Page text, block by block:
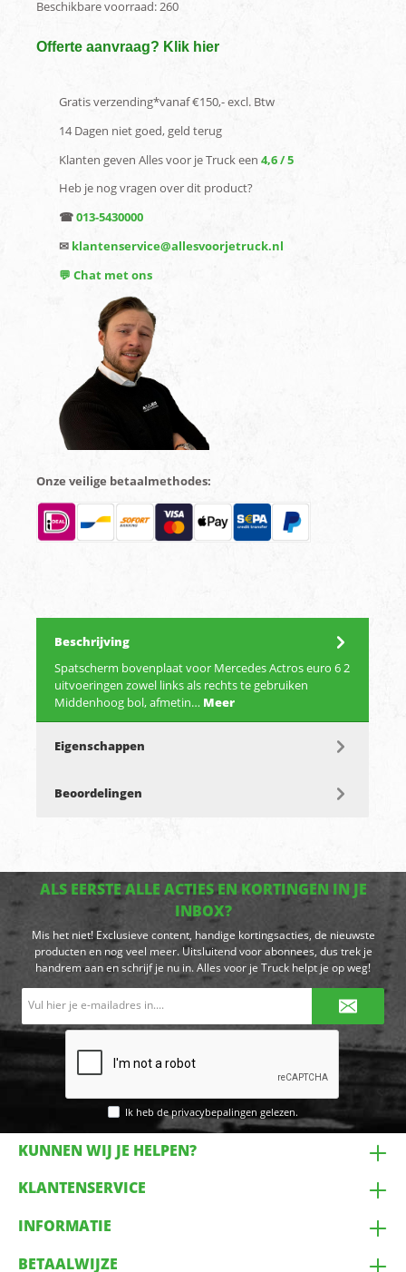
Beschikbare voorraad: 260
Offerte aanvraag? Klik hier
Gratis verzending*vanaf €150,- excl. Btw
14 Dagen niet goed, geld terug
Klanten geven Alles voor je Truck een 4,6 / 5
Heb je nog vragen over dit product?
☎013-5430000
✉ klantenservice@allesvoorjetruck.nl
💬 Chat met ons
Onze veilige betaalmethodes:
Beschrijving
Spatscherm bovenplaat voor Mercedes Actros euro 6 2
uitvoeringen zowel links als rechts te gebruiken
Middenhoog bol, afmetin… Meer
Eigenschappen
Beoordelingen
ALS EERSTE ALLE ACTIES EN KORTINGEN IN JE
INBOX?
Mis het niet! Exclusieve content, handige kortingsacties, de nieuwste
producten en nog veel meer. Uitsluitend voor abonnees, dus trek je
handrem aan en schrijf je nu in. Alles voor je Truck helpt je op weg!
Ik heb deprivacybepalingen gelezen.
KUNNEN WIJ JE HELPEN?
KLANTENSERVICE
INFORMATIE
BETAALWIJZE